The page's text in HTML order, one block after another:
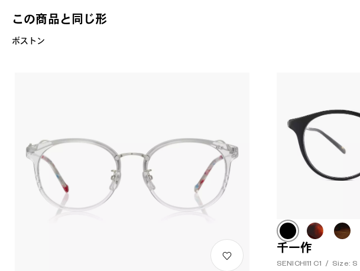
この商品と同じ形
ボストン
千一作
SENICHI11 C1 / Size: S